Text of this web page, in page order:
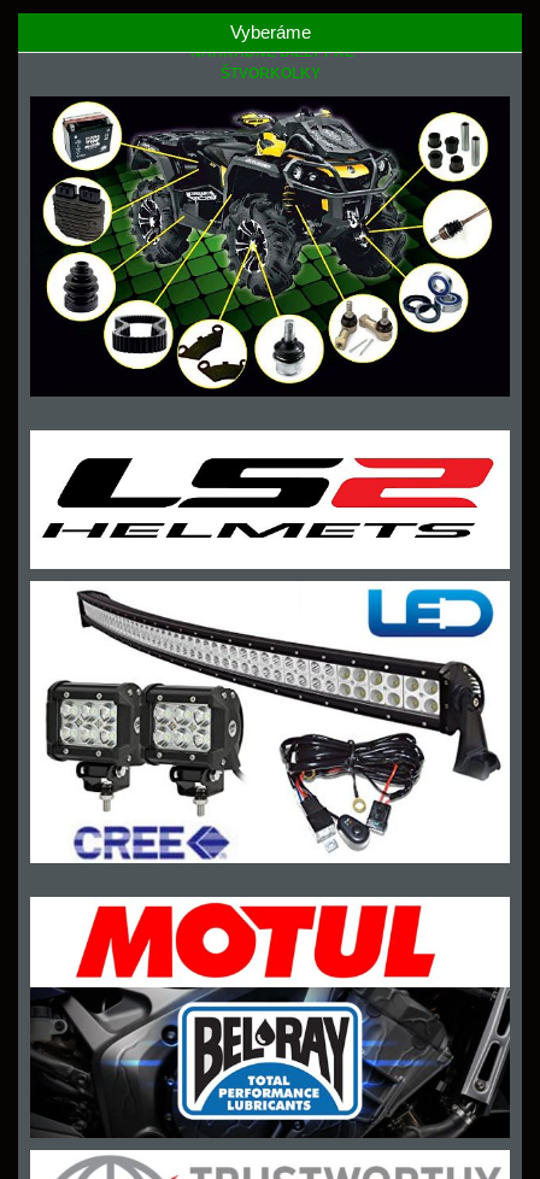
Vyberáme
NÁHRADNÉ DIELY PRE
ŠTVORKOLKY